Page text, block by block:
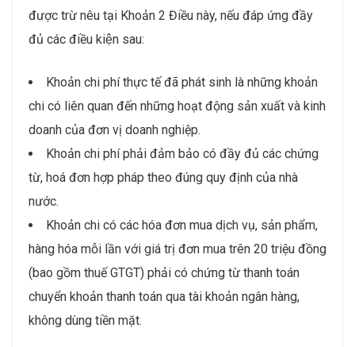
được trừ nêu tại Khoản 2 Điều này, nếu đáp ứng đầy
đủ các điều kiện sau:
Khoản chi phí thực tế đã phát sinh là những khoản
chi có liên quan đến những hoạt động sản xuất và kinh
doanh của đơn vị doanh nghiệp.
Khoản chi phí phải đảm bảo có đầy đủ các chứng
từ, hoá đơn hợp pháp theo đúng quy định của nhà
nước.
Khoản chi có các hóa đơn mua dịch vụ, sản phẩm,
hàng hóa mỗi lần với giá trị đơn mua trên 20 triệu đồng
(bao gồm thuế GTGT) phải có chứng từ thanh toán
chuyển khoản thanh toán qua tài khoản ngân hàng,
không dùng tiền mặt.